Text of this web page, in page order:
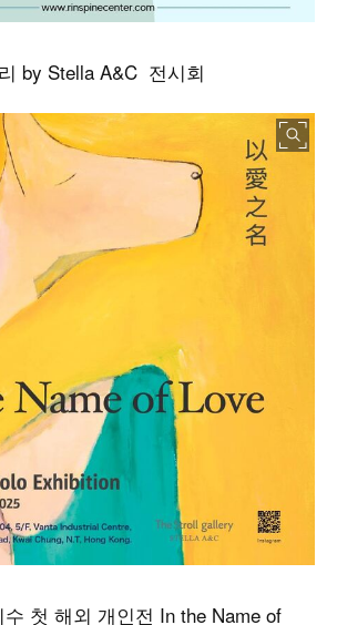
by Stella A&C 전시회
첫 해외 개인전 In the Name of